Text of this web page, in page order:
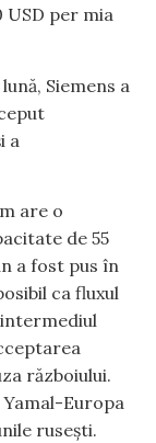
USD per mia
Siemens a
a
are o
de 55
a fost pus în
ca fluxul
războiului.
Europa
rusești.